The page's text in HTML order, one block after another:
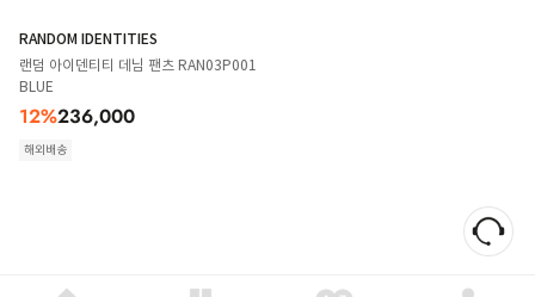
RANDOM IDENTITIES
랜덤 아이덴티티 데님 팬츠 RAN03P001
BLUE
12%236,000
해외배송